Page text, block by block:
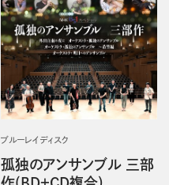
ブルーレイディスク
孤独のアンサンブル 三部